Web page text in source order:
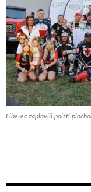
Liberec zaplavili polští